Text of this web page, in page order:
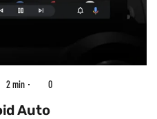
2 min 0
Auto